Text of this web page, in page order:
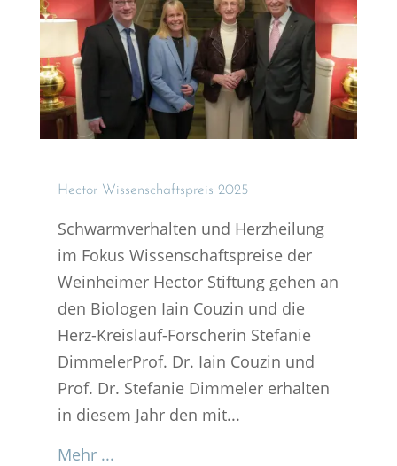
Hector Wissen­schafts­preis 2025
Schwarmverhalten und Herzheilung
im Fokus Wissenschaftspreise der
Weinheimer Hector Stiftung gehen an
den Biologen Iain Couzin und die
Herz-Kreislauf-Forscherin Stefanie
DimmelerProf. Dr. Iain Couzin und
Prof. Dr. Stefanie Dimmeler erhalten
in diesem Jahr den mit...
Mehr ...